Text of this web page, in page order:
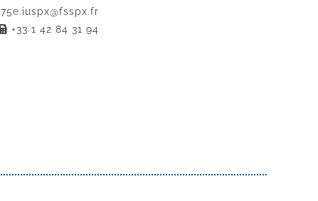
75e.iuspx@fsspx.fr
+33 1 42 84 31 94